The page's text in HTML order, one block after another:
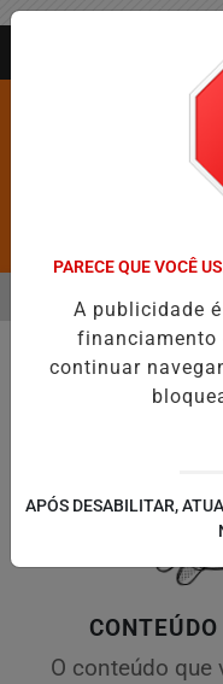
Pesquisar
NO DIA DO
EM ALTA
O conteúdo que
PARECE QUE VOCÊ
A publicidade
financiamento
continuar
APÓS DESABILITAR,